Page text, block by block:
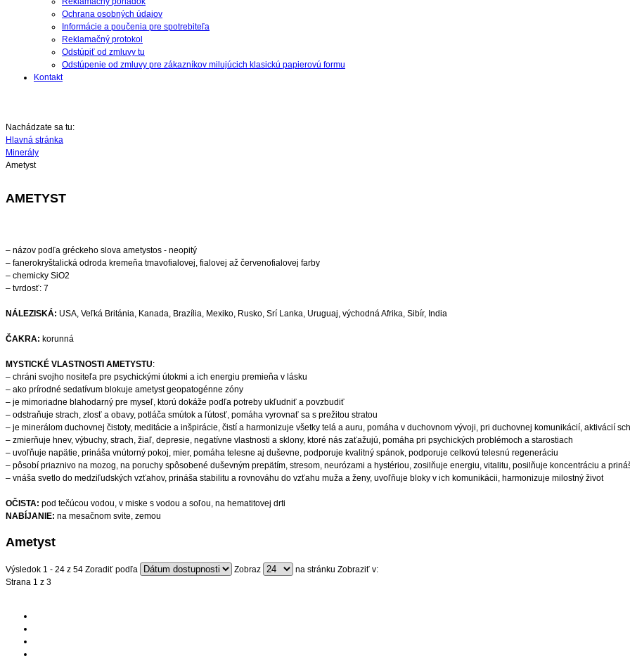
Ochrana osobných údajov
Informácie a poučenia pre spotrebiteľa
Reklamačný protokol
Odstúpiť od zmluvy tu
Odstúpenie od zmluvy pre zákazníkov milujúcich klasickú papierovú formu
Kontakt
Nachádzate sa tu:
Hlavná stránka
Minerály
Ametyst
AMETYST
– názov podľa gréckeho slova ametystos - neopitý
– fanerokryštalická odroda kremeňa tmavofialovej, fialovej až červenofialovej farby
– chemicky SiO2
– tvrdosť: 7
NÁLEZISKÁ: USA, Veľká Británia, Kanada, Brazília, Mexiko, Rusko, Srí Lanka, Uruguaj, východná Afrika, Sibír, India
ČAKRA: korunná
MYSTICKÉ VLASTNOSTI AMETYSTU:
– chráni svojho nositeľa pre psychickými útokmi a ich energiu premieňa v lásku
– ako prírodné sedatívum blokuje ametyst geopatogénne zóny
– je mimoriadne blahodarný pre myseľ, ktorú dokáže podľa potreby ukľudniť a povzbudiť
– odstraňuje strach, zlosť a obavy, potláča smútok a ľútosť, pomáha vyrovnať sa s prežitou stratou
– je minerálom duchovnej čistoty, meditácie a inšpirácie, čistí a harmonizuje všetky telá a auru, pomáha v duchovnom vývoji, pri duchovnej komunikácií, aktivácií
– zmierňuje hnev, výbuchy, strach, žiaľ, depresie, negatívne vlastnosti a sklony, ktoré nás zaťažujú, pomáha pri psychických problémoch a starostiach
– uvoľňuje napätie, prináša vnútorný pokoj, mier, pomáha telesne aj duševne, podporuje kvalitný spánok, podporuje celkovú telesnú regeneráciu
– pôsobí priaznivo na mozog, na poruchy spôsobené duševným prepätím, stresom, neurózami a hystériou, zosilňuje energiu, vitalitu, posilňuje koncentráciu a
– vnáša svetlo do medziľudských vzťahov, prináša stabilitu a rovnováhu do vzťahu muža a ženy, uvoľňuje bloky v ich komunikácii, harmonizuje milostný život
OČISTA: pod tečúcou vodou, v miske s vodou a soľou, na hematitovej drti
NABÍJANIE: na mesačnom svite, zemou
Ametyst
Výsledok 1 - 24 z 54 Zoradiť podľa Zobraz na stránku Zobraziť v:
Strana 1 z 3